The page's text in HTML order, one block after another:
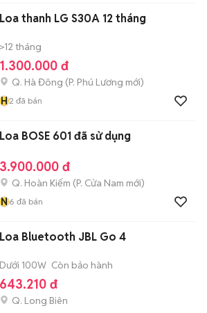
Loa thanh LG S30A 12 tháng
>12 tháng
1.300.000 đ
Q. Hà Đông (P. Phú Lương mới)
H2 đã bán
Loa BOSE 601 đã sử dụng
3.900.000 đ
Q. Hoàn Kiếm (P. Cửa Nam mới)
N6 đã bán
Loa Bluetooth JBL Go 4
Dưới 100W Còn bảo hành
643.210 đ
Q. Long Biên